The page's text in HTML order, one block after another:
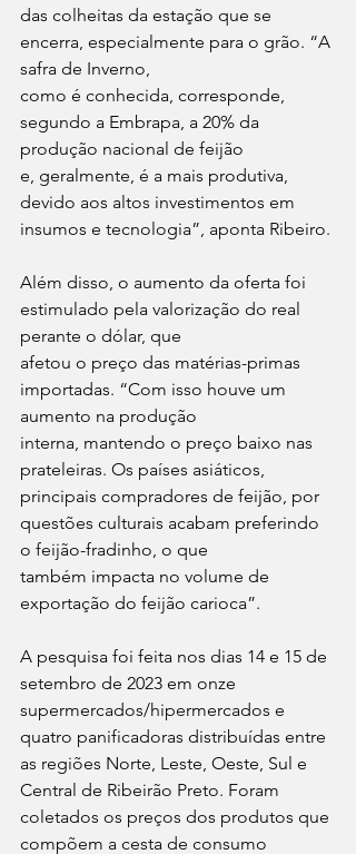
das colheitas da estação que se
encerra, especialmente para o grão. “A
safra de Inverno,
como é conhecida, corresponde,
segundo a Embrapa, a 20% da
produção nacional de feijão
e, geralmente, é a mais produtiva,
devido aos altos investimentos em
insumos e tecnologia”, aponta Ribeiro.
Além disso, o aumento da oferta foi
estimulado pela valorização do real
perante o dólar, que
afetou o preço das matérias-primas
importadas. “Com isso houve um
aumento na produção
interna, mantendo o preço baixo nas
prateleiras. Os países asiáticos,
principais compradores de feijão, por
questões culturais acabam preferindo
o feijão-fradinho, o que
também impacta no volume de
exportação do feijão carioca”.
A pesquisa foi feita nos dias 14 e 15 de
setembro de 2023 em onze
supermercados/hipermercados e
quatro panificadoras distribuídas entre
as regiões Norte, Leste, Oeste, Sul e
Central de Ribeirão Preto. Foram
coletados os preços dos produtos que
compõem a cesta de consumo